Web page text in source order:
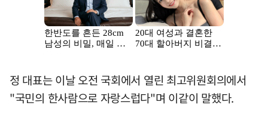
정 대표는 이날 오전 국회에서 열린 최고위원회의에서
"국민의 한사람으로 자랑스럽다"며 이같이 말했다.